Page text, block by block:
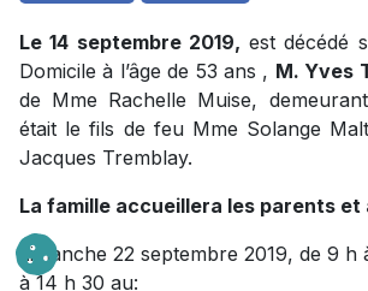
Le 14 septembre 2019, est décédé
Domicile à l’âge de 53 ans , M. Yves
de Mme Rachelle Muise,
était le fils de feu Mme Solange
Jacques Tremblay.
La famille accueillera les parents et
dimanche 22 septembre 2019, de 9 h
à 14 h 30 au: